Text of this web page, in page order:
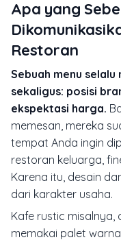
Apa yang
Restoran
Sebuah menu
sekaligus: posisi
ekspektasi harga.
memesan, mereka
tempat Anda ingin
restoran keluarga,
Karena itu, desain
dari karakter usaha.
Kafe rustic misalnya,
memakai palet